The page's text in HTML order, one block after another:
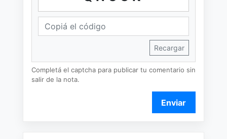
Recargar
Completá el captcha para publicar tu comentario sin
salir de la nota.
Enviar